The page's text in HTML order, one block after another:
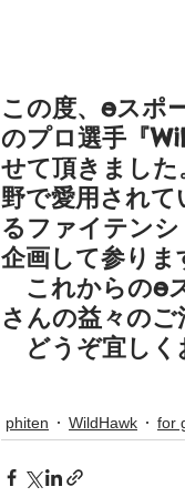
この度、eスポ
のプロ選手『
せて頂きまし
野で愛用され
るファイテン
企画して参りま
これからのe
さんの益々の
どうぞ宜しく
phiten WildHawk for